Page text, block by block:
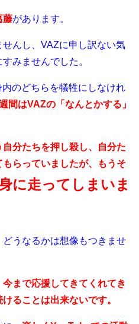
藤があります。
んし、VAZに申し訳ない気
みませんでした。
のどちらを犠牲にしなけれ
間はVAZの「なんとかする」
分たちを押し殺し、自分た
らっていましたが、もうそ
に走ってしまいま
うなるかは想像もつきませ
まで応援してきてくれてき
ることは出来ないです。